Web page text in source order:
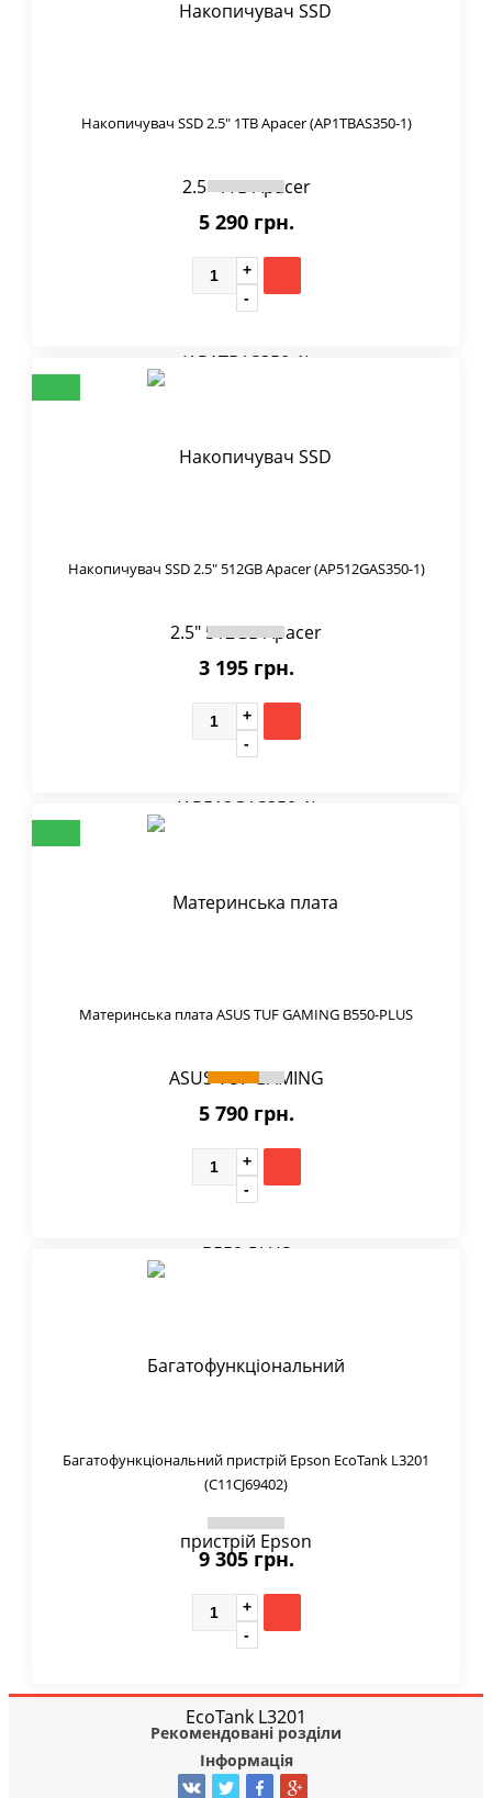
Накопичувач SSD 2.5" 1TB Apacer (AP1TBAS350-1)
5 290 грн.
Накопичувач SSD 2.5" 512GB Apacer (AP512GAS350-1)
3 195 грн.
Материнська плата ASUS TUF GAMING B550-PLUS
5 790 грн.
Багатофункціональний пристрій Epson EcoTank L3201
(C11CJ69402)
9 305 грн.
Рекомендовані розділи
Інформація